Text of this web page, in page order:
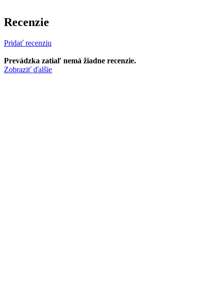
Recenzie
Pridať recenziu
Prevádzka zatiaľ nemá žiadne recenzie.
Zobraziť ďalšie